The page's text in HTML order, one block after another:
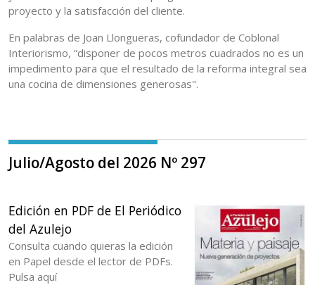
proyecto y la satisfacción del cliente.
En palabras de Joan Llongueras, cofundador de Coblonal
Interiorismo, “disponer de pocos metros cuadrados no es un
impedimento para que el resultado de la reforma integral sea
una cocina de dimensiones generosas".
Julio/Agosto del 2026 Nº 297
Edición en PDF de El Periódico
del Azulejo
Consulta cuando quieras la edición
en Papel desde el lector de PDFs.
Pulsa aquí